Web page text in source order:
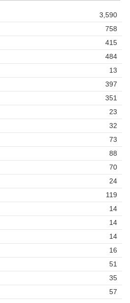
3,590
758
415
484
13
397
351
23
32
73
88
70
24
119
14
14
14
16
51
35
57